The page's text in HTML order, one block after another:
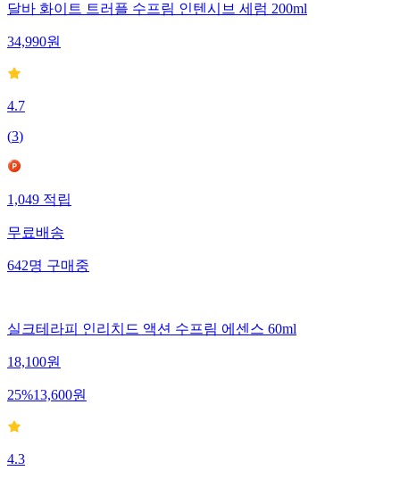
달바 화이트 트러플 수프림 인텐시브 세럼 200ml
34,990원
4.7
(3)
1,049 적립
무료배송
642명 구매중
실크테라피 인리치드 액션 수프림 에센스 60ml
18,100원
25%13,600원
4.3